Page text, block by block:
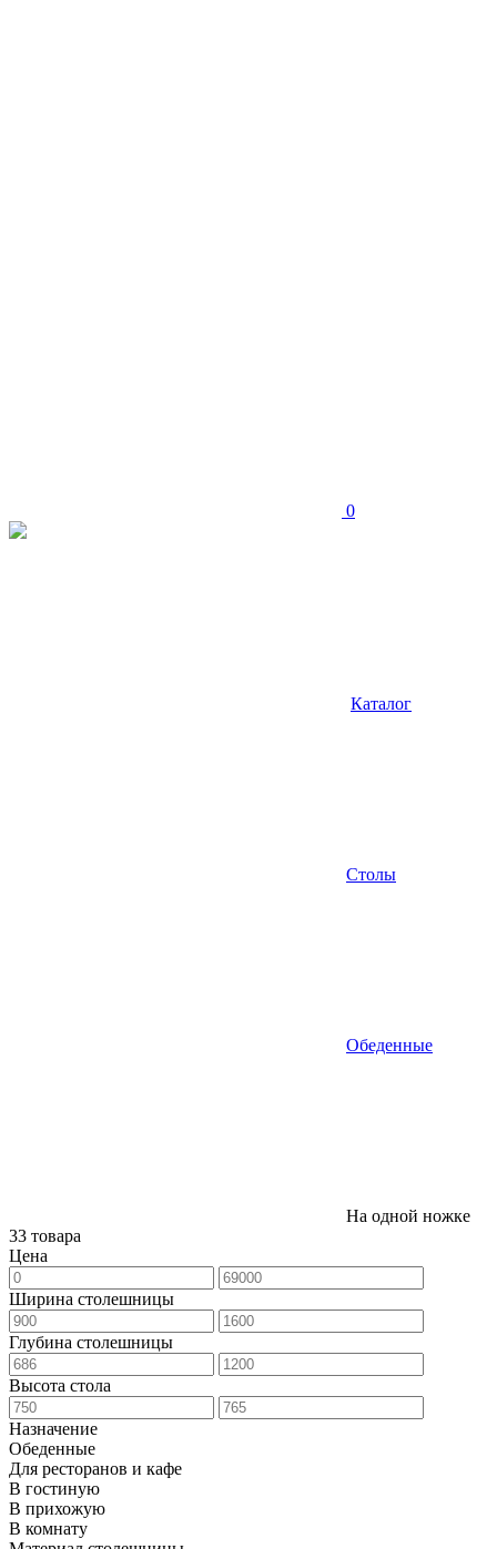
0
Каталог
Столы
Обеденные
На одной ножке
33 товара
Цена
Ширина столешницы
Глубина столешницы
Высота стола
Назначение
Обеденные
Для ресторанов и кафе
В гостиную
В прихожую
В комнату